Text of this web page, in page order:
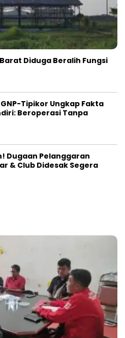
Diduga Beralih Fungsi
Tipikor Ungkap Fakta
Beroperasi Tanpa
Dugaan Pelanggaran
& Club Didesak Segera